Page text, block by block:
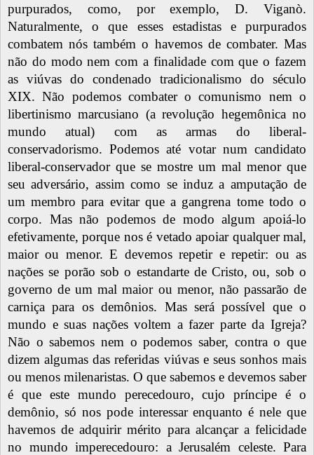
purpurados, como, por exemplo, D. Viganò.
Naturalmente, o que esses estadistas e purpurados
combatem nós também o havemos de combater. Mas
não do modo nem com a finalidade com que o fazem
as viúvas do condenado tradicionalismo do século
XIX. Não podemos combater o comunismo nem o
libertinismo marcusiano (a revolução hegemônica no
mundo atual) com as armas do liberal-
conservadorismo. Podemos até votar num candidato
liberal-conservador que se mostre um mal menor que
seu adversário, assim como se induz a amputação de
um membro para evitar que a gangrena tome todo o
corpo. Mas não podemos de modo algum apoiá-lo
efetivamente, porque nos é vetado apoiar qualquer mal,
maior ou menor. E devemos repetir e repetir: ou as
nações se porão sob o estandarte de Cristo, ou, sob o
governo de um mal maior ou menor, não passarão de
carniça para os demônios. Mas será possível que o
mundo e suas nações voltem a fazer parte da Igreja?
Não o sabemos nem o podemos saber, contra o que
dizem algumas das referidas viúvas e seus sonhos mais
ou menos milenaristas. O que sabemos e devemos saber
é que este mundo perecedouro, cujo príncipe é o
demônio, só nos pode interessar enquanto é nele que
havemos de adquirir mérito para alcançar a felicidade
no mundo imperecedouro: a Jerusalém celeste. Para